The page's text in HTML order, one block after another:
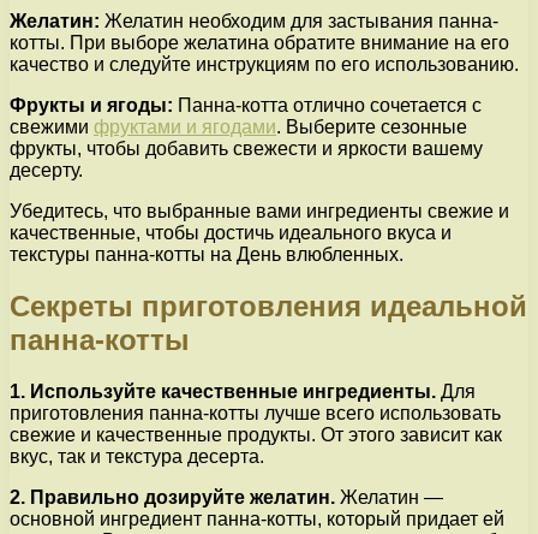
Желатин: Желатин необходим для застывания панна-
котты. При выборе желатина обратите внимание на его
качество и следуйте инструкциям по его использованию.
Фрукты и ягоды: Панна-котта отлично сочетается с
свежими фруктами и ягодами. Выберите сезонные
фрукты, чтобы добавить свежести и яркости вашему
десерту.
Убедитесь, что выбранные вами ингредиенты свежие и
качественные, чтобы достичь идеального вкуса и
текстуры панна-котты на День влюбленных.
Секреты приготовления идеальной
панна-котты
1. Используйте качественные ингредиенты. Для
приготовления панна-котты лучше всего использовать
свежие и качественные продукты. От этого зависит как
вкус, так и текстура десерта.
2. Правильно дозируйте желатин. Желатин —
основной ингредиент панна-котты, который придает ей